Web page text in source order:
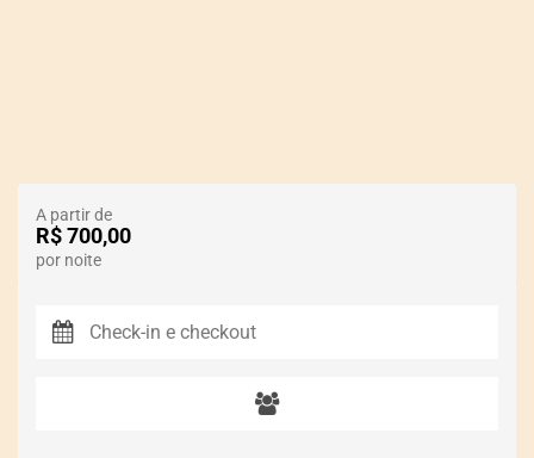
A partir de
R$ 700,00
por noite